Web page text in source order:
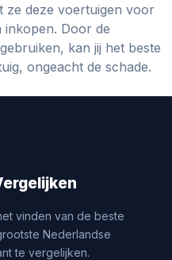
ze deze voertuigen voor
inkopen. Door de
kan jij het beste
ongeacht de schade.
vinden van de beste
Nederlandse
te vergelijken.